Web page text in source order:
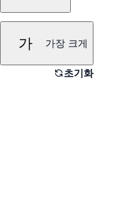
가 가장 크게
초기화